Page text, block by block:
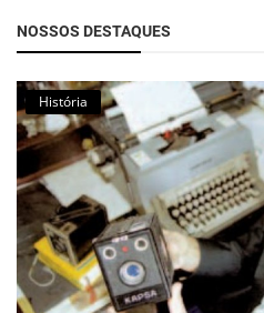
NOSSOS DESTAQUES
História